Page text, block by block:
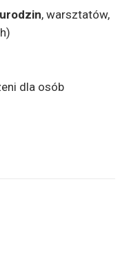
, warsztatów,
dla osób